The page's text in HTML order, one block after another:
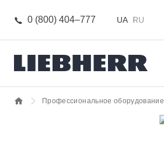
0 (800) 404–777 UA RU
Профессиональное оборудование